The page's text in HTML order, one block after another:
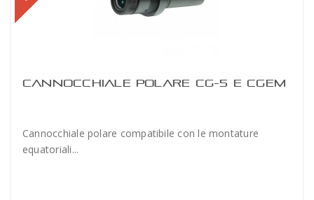
CANNOCCHIALE POLARE CG-5 E CGEM
Cannocchiale polare compatibile con le montature
equatoriali...